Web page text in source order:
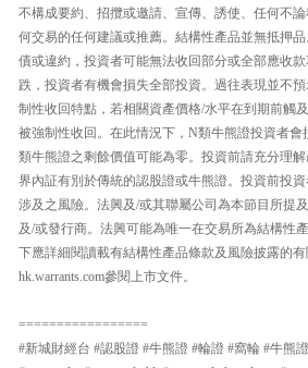
不構成要約、招攬或邀請、宣傳、誘使、任何不
何交易的任何建議或推薦。結構性產品並無抵押
債或違約，投資者可能無法收回部分或全部應收
跌，投資者有機會損失全部投資。過往表現並不
制性收回特點，若相關資產價格/水平在到期前觸
被強制性收回。在此情況下，N類牛熊證投資者會
類牛熊證之剩餘價值可能為零。投資前請充分理解
界內証有別於傳統的認股證或牛熊證。投資前投
涉及之風險。法興及/或其聯屬公司為本節目所提
及/或發行商。法興可能為唯一在交易所為結構性
下應詳細閱讀載有結構性產品條款及風險披露的
hk.warrants.com參閱上市文件。
=================
#新城財經台 #認股證 #牛熊證 #輪證 #窩輪 #牛熊